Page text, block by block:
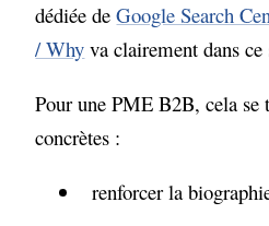
dédiée deGoogle Search
/ Why va clairement dans ce
Pour une PME B2B, cela se
concrètes :
renforcer la